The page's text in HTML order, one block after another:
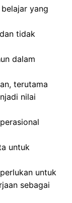
yang
tidak
dalam
terutama
nilai
untuk
untuk
sebagai